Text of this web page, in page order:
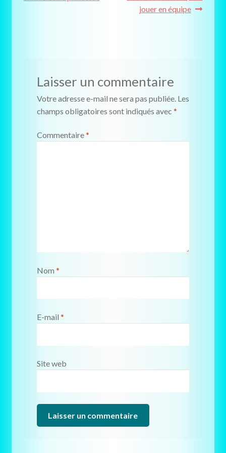
de
jouer en équipe
Laisser un commentaire
Votre adresse e-mail ne sera pas publiée. Les
champs obligatoires sont indiqués avec *
Commentaire*
Nom *
E-mail *
Site web